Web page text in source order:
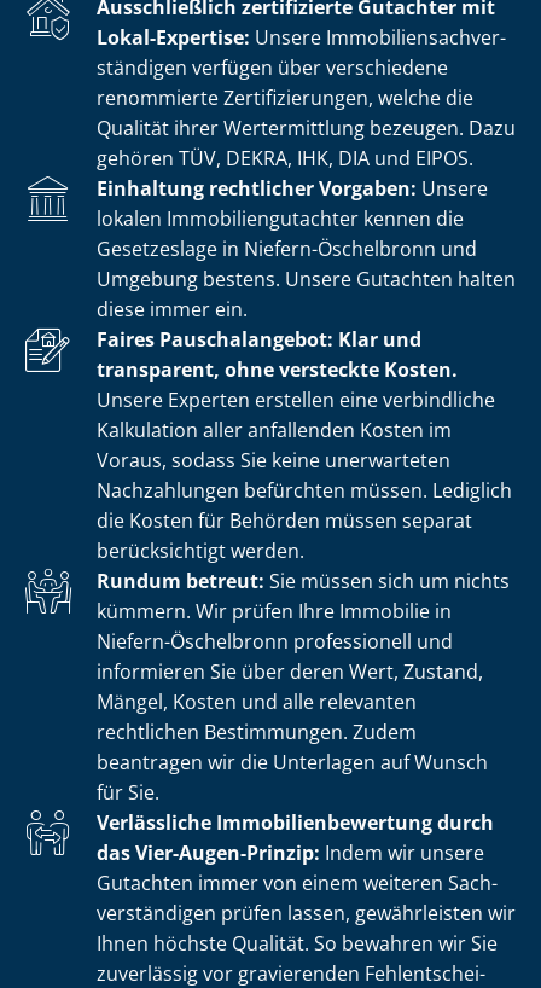
Ausschließlich zertifizierte Gutachter mit
Lokal-Expertise: Unsere Im­mo­bi­li­en­sach­ver­
stän­di­gen verfügen über verschiedene
renommierte Zer­ti­fi­zie­run­gen, welche die
Qualität ihrer Wertermittlung bezeugen. Dazu
gehören TÜV, DEKRA, IHK, DIA und EIPOS.
Einhaltung rechtlicher Vorgaben: Unsere
lokalen Im­mo­bi­li­en­gut­ach­ter kennen die
Gesetzeslage in Niefern-Öschelbronn und
Umgebung bestens. Unsere Gutachten halten
diese immer ein.
Faires Pauschalangebot: Klar und
transparent, ohne versteckte Kosten.
Unsere Experten erstellen eine verbindliche
Kalkulation aller anfallenden Kosten im
Voraus, sodass Sie keine unerwarteten
Nachzahlungen befürchten müssen. Lediglich
die Kosten für Behörden müssen separat
berücksichtigt werden.
Rundum betreut: Sie müssen sich um nichts
kümmern. Wir prüfen Ihre Immobilie in
Niefern-Öschelbronn professionell und
informieren Sie über deren Wert, Zustand,
Mängel, Kosten und alle relevanten
rechtlichen Bestimmungen. Zudem
beantragen wir die Unterlagen auf Wunsch
für Sie.
Verlässliche Im­mo­bi­li­en­be­wer­tung durch
das Vier-Augen-Prinzip: Indem wir unsere
Gutachten immer von einem weiteren Sach­
ver­stän­di­gen prüfen lassen, gewährleisten wir
Ihnen höchste Qualität. So bewahren wir Sie
zuverlässig vor gravierenden Fehl­ent­schei­